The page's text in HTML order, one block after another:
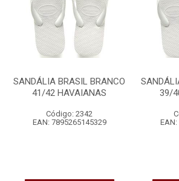
SANDÁLIA BRASIL BRANCO
41/42 HAVAIANAS
Código: 2342
EAN: 7895265145329
39/